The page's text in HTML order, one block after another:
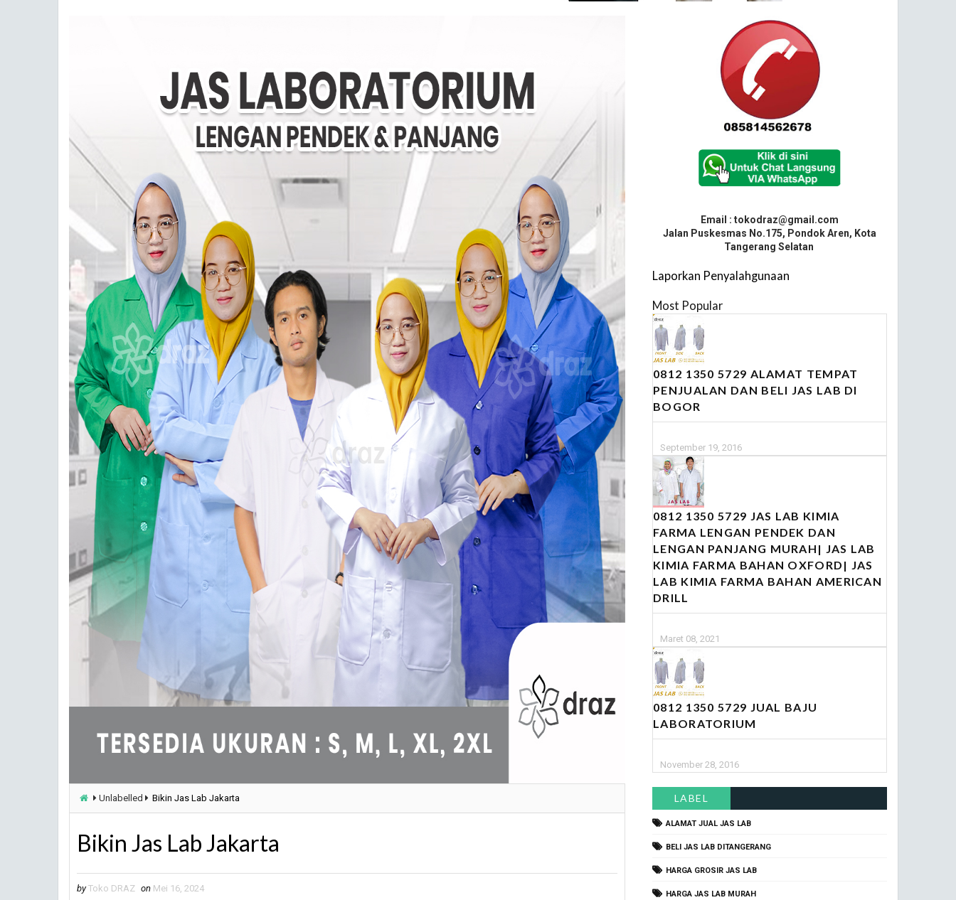
Unlabelled Bikin Jas Lab Jakarta
Bikin Jas Lab Jakarta
by Toko DRAZ on Mei 16, 2024
Email : tokodraz@gmail.com
Jalan Puskesmas No.175, Pondok Aren, Kota
Tangerang Selatan
Laporkan Penyalahgunaan
Most Popular
0812 1350 5729 ALAMAT TEMPAT
PENJUALAN DAN BELI JAS LAB DI
BOGOR
September 19, 2016
0812 1350 5729 JAS LAB KIMIA
FARMA LENGAN PENDEK DAN
LENGAN PANJANG MURAH| JAS LAB
KIMIA FARMA BAHAN OXFORD| JAS
LAB KIMIA FARMA BAHAN AMERICAN
DRILL
Maret 08, 2021
0812 1350 5729 JUAL BAJU
LABORATORIUM
November 28, 2016
LABEL
ALAMAT JUAL JAS LAB
BELI JAS LAB DITANGERANG
HARGA GROSIR JAS LAB
HARGA JAS LAB MURAH